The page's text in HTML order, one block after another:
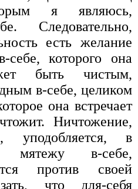
я являюсь,
Следова­тельно,
есть желание
которого она
быть чистым,
в-себе, целиком
она встречает
Ничтожение,
в
мятежу в-себе,
против своей
что для-себя